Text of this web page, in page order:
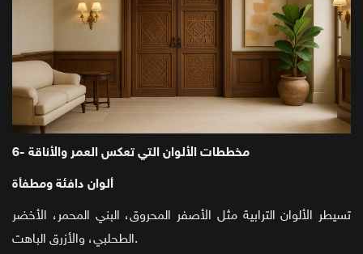
6- مخططات الألوان التي تعكس العمر والأناقة
ألوان دافئة ومطفأة
تسيطر الألوان الترابية مثل الأصفر المحروق، البني المحمر، الأخضر
الطحلبي، والأزرق الباهت.